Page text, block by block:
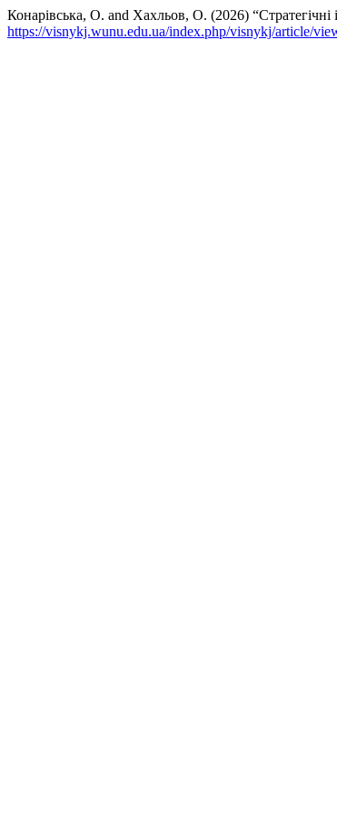
Конарівська, О. and Хахльов, О. (2026) “Стратегічні
https://visnykj.wunu.edu.ua/index.php/visnykj/article/